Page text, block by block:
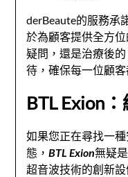
derBeaute的服務承
於為顧客提供全方
疑問，還是治療後
待，確保每一位顧
BTL Exion
如果您正在尋找一
態，BTL Exion無疑
超音波技術的創新